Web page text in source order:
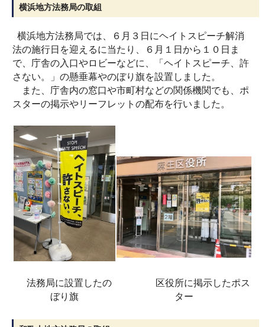
横浜地方法務局の取組
横浜地方法務局では、６月３日にヘイトスピーチ解消
法の施行日を迎えるに当たり、６月１日から１０日ま
で、庁舎の入口やロビーなどに、「ヘイトスピーチ、許
さない。」の懸垂幕やのぼり旗を設置しました。
また、庁舎内の窓口や市町村などの関係機関でも、ポ
スターの掲示やリーフレットの配布を行いました。
法務局に設置したの
ぼり旗
区役所に掲示したポス
ター